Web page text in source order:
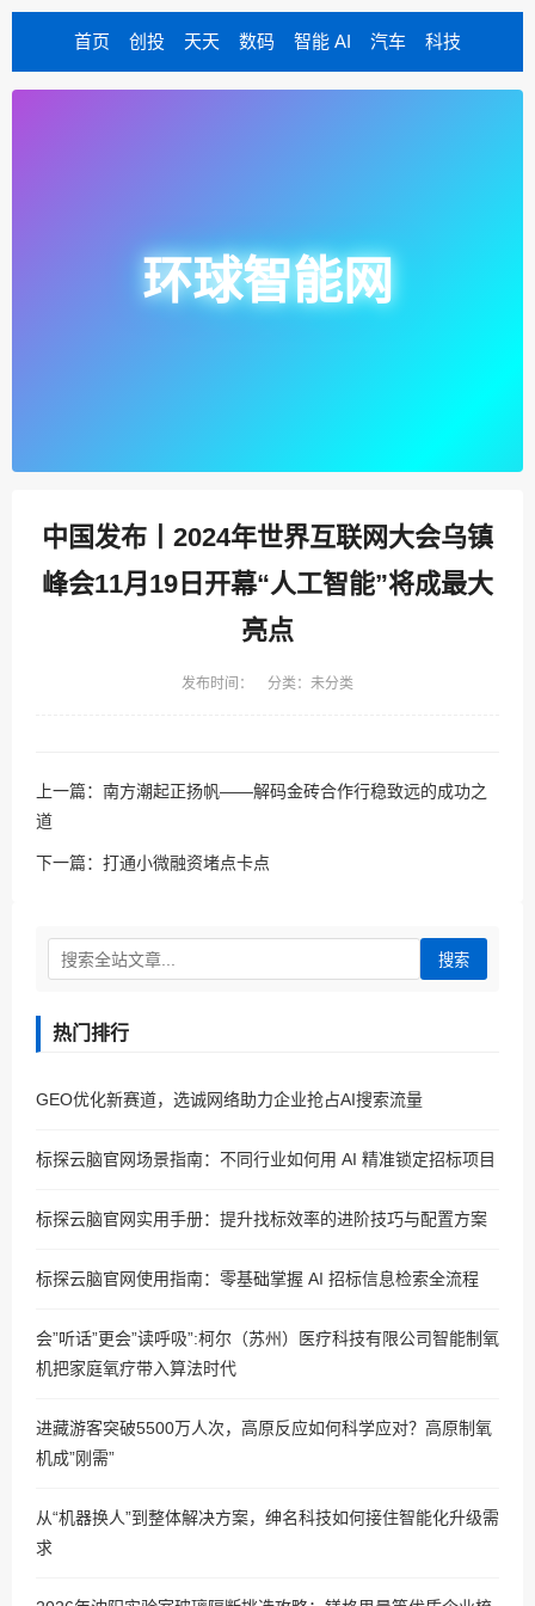
首页 创投 天天 数码 智能 AI 汽车 科技
环球智能网
中国发布丨2024年世界互联网大会乌镇
峰会11月19日开幕“人工智能”将成最大
亮点
发布时间： 分类：未分类
上一篇： 南方潮起正扬帆——解码金砖合作行稳致远的成功之
道
下一篇： 打通小微融资堵点卡点
搜索
热门排行
GEO优化新赛道，选诚网络助力企业抢占AI搜索流量
标探云脑官网场景指南：不同行业如何用 AI 精准锁定招标项目
标探云脑官网实用手册：提升找标效率的进阶技巧与配置方案
标探云脑官网使用指南：零基础掌握 AI 招标信息检索全流程
会”听话”更会”读呼吸”:柯尔（苏州）医疗科技有限公司智能制氧
机把家庭氧疗带入算法时代
进藏游客突破5500万人次，高原反应如何科学应对？高原制氧
机成”刚需”
从“机器换人”到整体解决方案，绅名科技如何接住智能化升级需
求